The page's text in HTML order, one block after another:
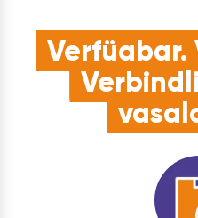
Verfügbar.